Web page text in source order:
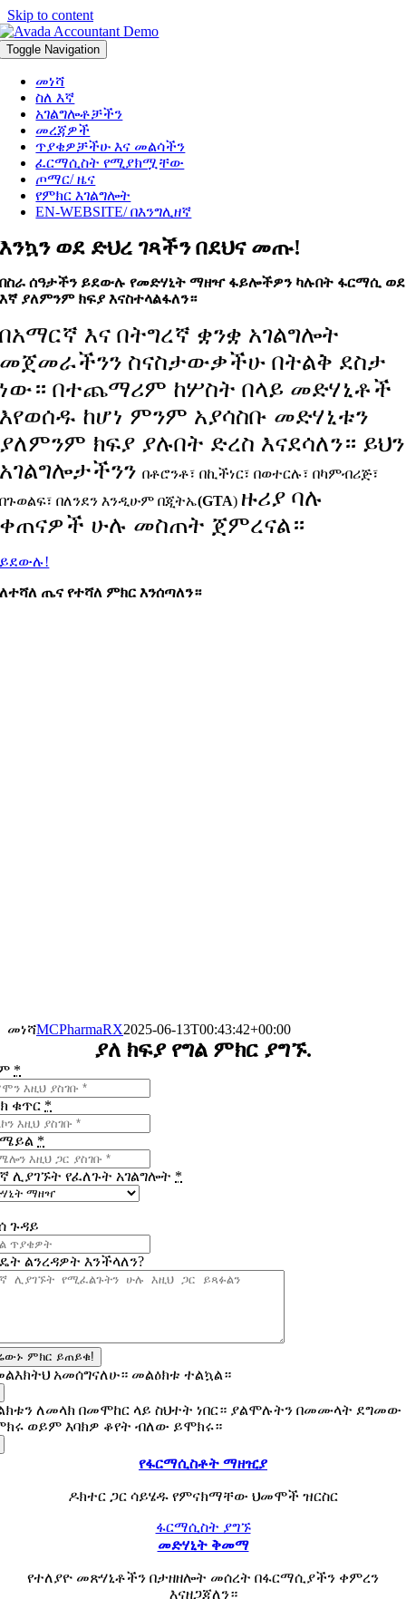
Skip to content
Toggle Navigation
መነሻ
ስለ እኛ
አገልግሎቶቻችን
መረጃዎች
ጥያቄዎቻችሁ እና መልሳችን
ፈርማሲስት የሚያክሟቸው
ጦማር/ ዜና
የምክር እገልግሎት
EN-WEBSITE/ በእንግሊዘኛ
እንኳን ወደ ድህረ ገጻችን በደህና መጡ!
በስራ ሰዓታችን ይደውሉ የመድሃኒት ማዘዣ ፋይሎችዎን ካሉበት ፋርማሲ ወደ
እኛ ያለምንም ክፍያ እናስተላልፋለን።
በአማርኛ እና በትግረኛ ቋንቋ አገልግሎት
መጀመራችንን ስናስታውቃችሁ በትልቅ ደስታ
ነው። በተጨማሪም ከሦስት በላይ መድሃኒቶች
እየወሰዱ ከሆነ ምንም አያሳስቡ መድሃኒቱን
ያለምንም ክፍያ ያሉበት ድረስ እናደሳለን። ይህን
አገልግሎታችንንበቶሮንቶ፣ በኪችነር፣ በወተርሉ፣ በካምብሪጅ፣
በጉወልፍ፣ በለንደን እንዲሁም በጂትኤ(GTA) ዙሪያ ባሉ
ቀጠናዎች ሁሉ መስጠት ጀምረናል።
ይደውሉ!
ለተሻለ ጤና የተሻለ ምክር እንሰጣለን።
መነሻMCPharmaRX2025-06-13T00:43:42+00:00
ያለ ክፍያ የግል ምክር ያግኙ.
*
ቁጥር *
*
ሊያገኙት የፈለጉት አገልግሎት *
ጉዳይ
ልንረዳዎት እንችላለን?
ምክር ይጠይቁ!
አመሰግናለሁ። መልዕክቱ ተልኳል።
ለመላክ በመሞከር ላይ ስህተት ነበር። ያልሞሉትን በመሙላት ደግመው
ወይም እባክዎ ቆየት ብለው ይሞክሩ።
የፋርማሲስቶት ማዘዢያ
ዶክተር ጋር ሳይሄዱ የምናክማቸው ህመሞች ዝርስር
ፋርማሲስት ያግኙ
መድሃኒት ቅመማ
የተለያዮ መጽሃኒቶችን በታዘዘሎት መሰረት በፋርማሲያችን ቀምረን
እናዘጋጃለን።